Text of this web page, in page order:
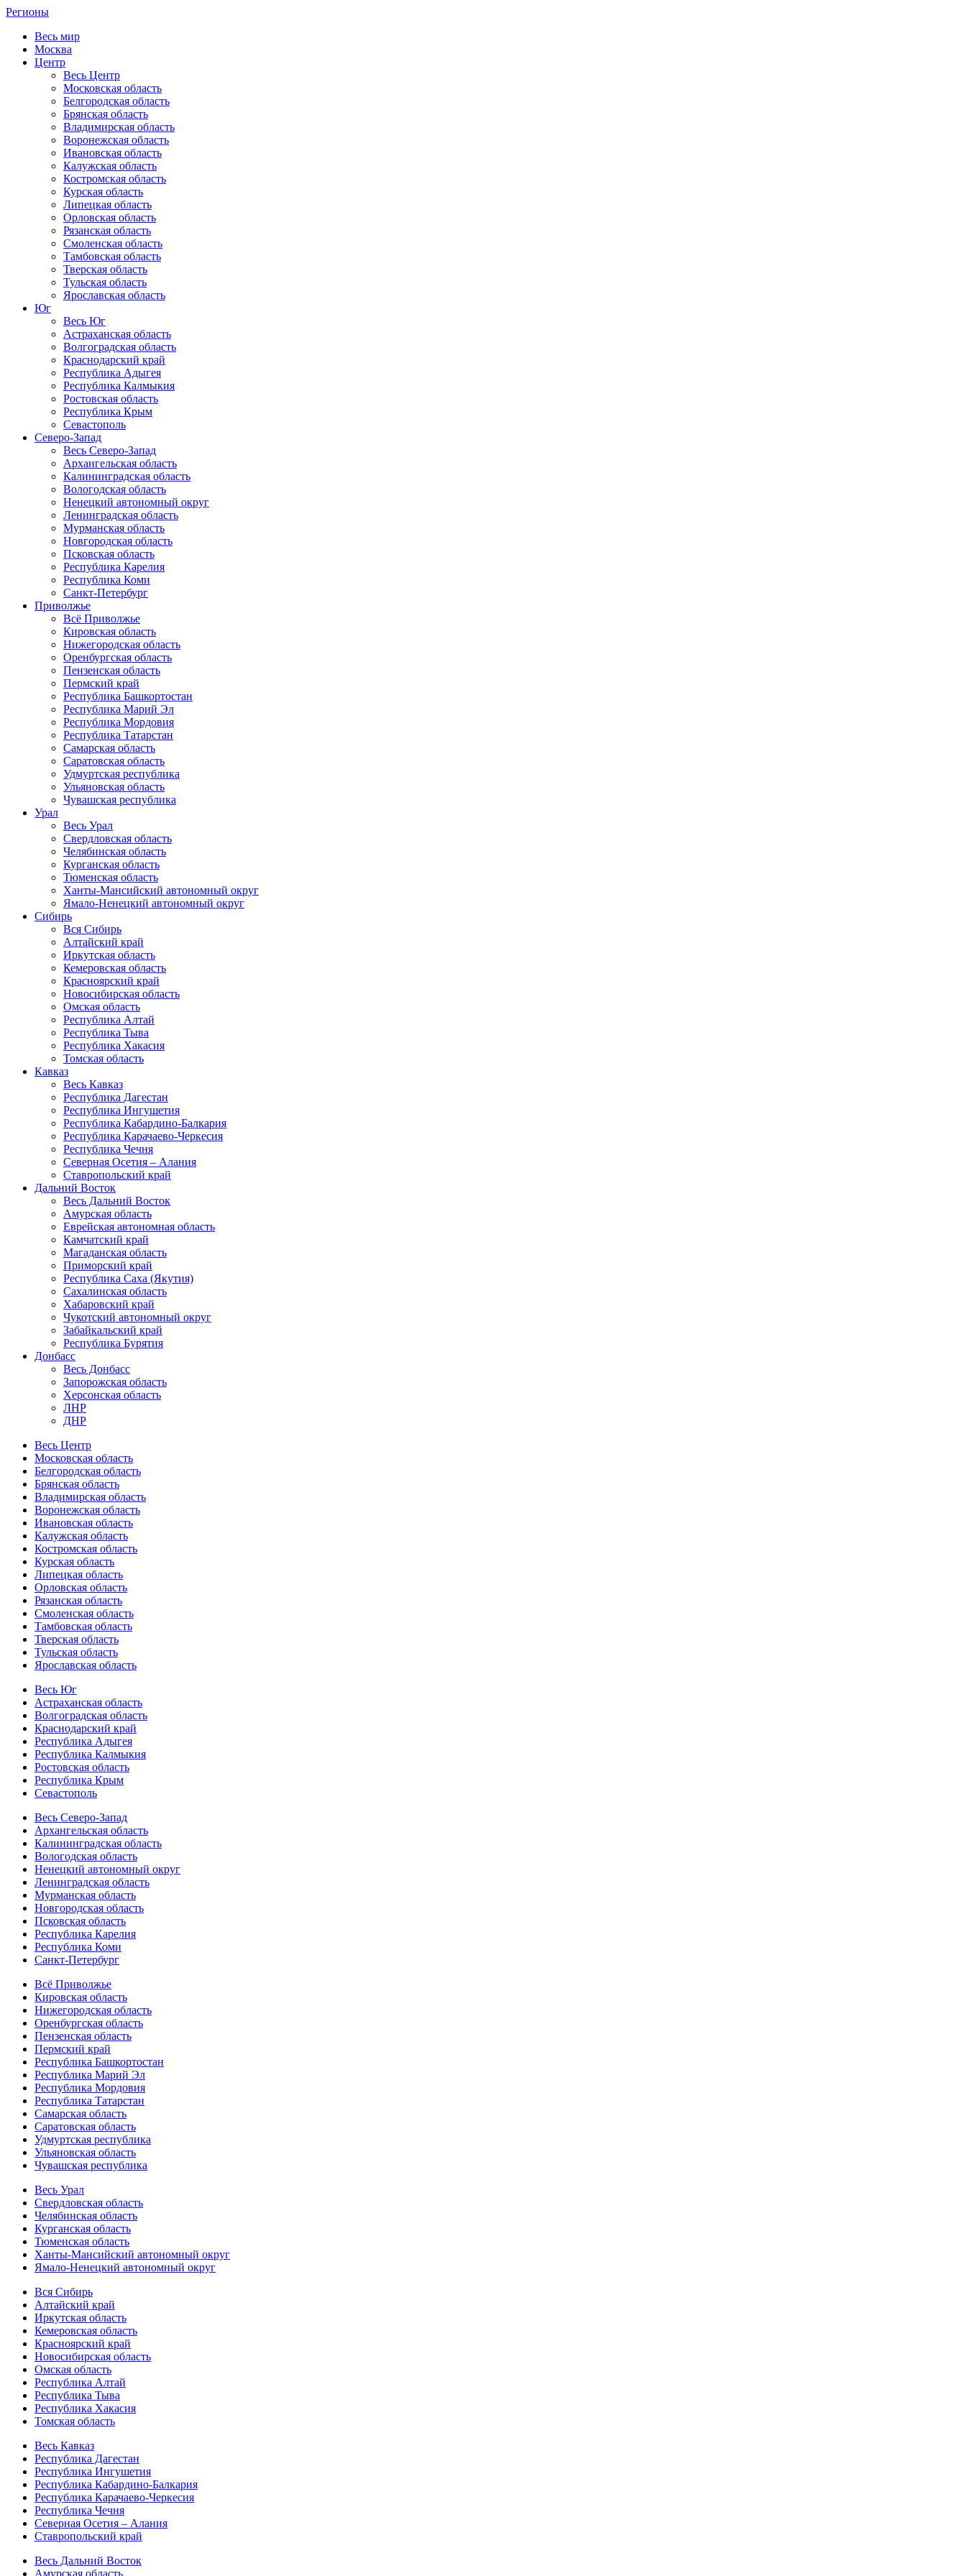
Регионы
Весь мир
Москва
Центр
Весь Центр
Московская область
Белгородская область
Брянская область
Владимирская область
Воронежская область
Ивановская область
Калужская область
Костромская область
Курская область
Липецкая область
Орловская область
Рязанская область
Смоленская область
Тамбовская область
Тверская область
Тульская область
Ярославская область
Юг
Весь Юг
Астраханская область
Волгоградская область
Краснодарский край
Республика Адыгея
Республика Калмыкия
Ростовская область
Республика Крым
Севастополь
Северо-Запад
Весь Северо-Запад
Архангельская область
Калининградская область
Вологодская область
Ненецкий автономный округ
Ленинградская область
Мурманская область
Новгородская область
Псковская область
Республика Карелия
Республика Коми
Санкт-Петербург
Приволжье
Всё Приволжье
Кировская область
Нижегородская область
Оренбургская область
Пензенская область
Пермский край
Республика Башкортостан
Республика Марий Эл
Республика Мордовия
Республика Татарстан
Самарская область
Саратовская область
Удмуртская республика
Ульяновская область
Чувашская республика
Урал
Весь Урал
Свердловская область
Челябинская область
Курганская область
Тюменская область
Ханты-Мансийский автономный округ
Ямало-Ненецкий автономный округ
Сибирь
Вся Сибирь
Алтайский край
Иркутская область
Кемеровская область
Красноярский край
Новосибирская область
Омская область
Республика Алтай
Республика Тыва
Республика Хакасия
Томская область
Кавказ
Весь Кавказ
Республика Дагестан
Республика Ингушетия
Республика Кабардино-Балкария
Республика Карачаево-Черкесия
Республика Чечня
Северная Осетия – Алания
Ставропольский край
Дальний Восток
Весь Дальний Восток
Амурская область
Еврейская автономная область
Камчатский край
Магаданская область
Приморский край
Республика Саха (Якутия)
Сахалинская область
Хабаровский край
Чукотский автономный округ
Забайкальский край
Республика Бурятия
Донбасс
Весь Донбасс
Запорожская область
Херсонская область
ЛНР
ДНР
Весь Центр
Московская область
Белгородская область
Брянская область
Владимирская область
Воронежская область
Ивановская область
Калужская область
Костромская область
Курская область
Липецкая область
Орловская область
Рязанская область
Смоленская область
Тамбовская область
Тверская область
Тульская область
Ярославская область
Весь Юг
Астраханская область
Волгоградская область
Краснодарский край
Республика Адыгея
Республика Калмыкия
Ростовская область
Республика Крым
Севастополь
Весь Северо-Запад
Архангельская область
Калининградская область
Вологодская область
Ненецкий автономный округ
Ленинградская область
Мурманская область
Новгородская область
Псковская область
Республика Карелия
Республика Коми
Санкт-Петербург
Всё Приволжье
Кировская область
Нижегородская область
Оренбургская область
Пензенская область
Пермский край
Республика Башкортостан
Республика Марий Эл
Республика Мордовия
Республика Татарстан
Самарская область
Саратовская область
Удмуртская республика
Ульяновская область
Чувашская республика
Весь Урал
Свердловская область
Челябинская область
Курганская область
Тюменская область
Ханты-Мансийский автономный округ
Ямало-Ненецкий автономный округ
Вся Сибирь
Алтайский край
Иркутская область
Кемеровская область
Красноярский край
Новосибирская область
Омская область
Республика Алтай
Республика Тыва
Республика Хакасия
Томская область
Весь Кавказ
Республика Дагестан
Республика Ингушетия
Республика Кабардино-Балкария
Республика Карачаево-Черкесия
Республика Чечня
Северная Осетия – Алания
Ставропольский край
Весь Дальний Восток
Амурская область